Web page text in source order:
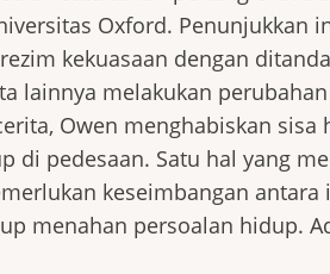
Oxford. Penunjukkan
kekuasaan dengan
lainnya melakukan
Owen menghabiskan
di pedesaan. Satu hal yang
keseimbangan
menahan persoalan hidup.